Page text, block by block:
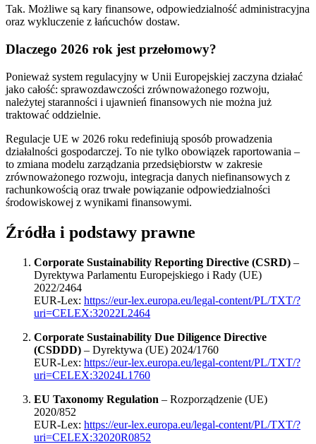
Tak. Możliwe są kary finansowe, odpowiedzialność administracyjna
oraz wykluczenie z łańcuchów dostaw.
Dlaczego 2026 rok jest przełomowy?
Ponieważ system regulacyjny w Unii Europejskiej zaczyna działać
jako całość: sprawozdawczości zrównoważonego rozwoju,
należytej staranności i ujawnień finansowych nie można już
traktować oddzielnie.
Regulacje UE w 2026 roku redefiniują sposób prowadzenia
działalności gospodarczej. To nie tylko obowiązek raportowania –
to zmiana modelu zarządzania przedsiębiorstw w zakresie
zrównoważonego rozwoju, integracja danych niefinansowych z
rachunkowością oraz trwałe powiązanie odpowiedzialności
środowiskowej z wynikami finansowymi.
Źródła i podstawy prawne
Corporate Sustainability Reporting Directive (CSRD) –
Dyrektywa Parlamentu Europejskiego i Rady (UE)
2022/2464
EUR-Lex: https://eur-lex.europa.eu/legal-content/PL/TXT/?
uri=CELEX:32022L2464
Corporate Sustainability Due Diligence Directive
(CSDDD) – Dyrektywa (UE) 2024/1760
EUR-Lex: https://eur-lex.europa.eu/legal-content/PL/TXT/?
uri=CELEX:32024L1760
EU Taxonomy Regulation – Rozporządzenie (UE)
2020/852
EUR-Lex: https://eur-lex.europa.eu/legal-content/PL/TXT/?
uri=CELEX:32020R0852